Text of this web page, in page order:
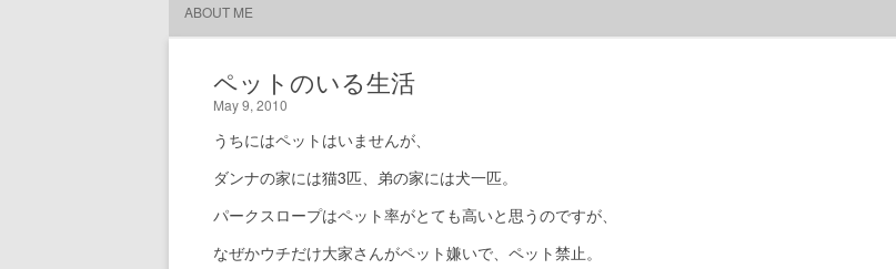
ABOUT ME
ペットのいる生活
May 9, 2010
うちにはペットはいませんが、
ダンナの家には猫3匹、弟の家には犬一匹。
パークスロープはペット率がとても高いと思うのですが、
なぜかウチだけ大家さんがペット嫌いで、ペット禁止。